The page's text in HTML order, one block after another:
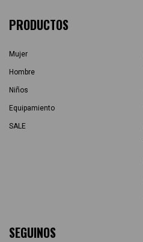
PRODUCTOS
Mujer
Hombre
Niños
Equipamiento
SALE
SEGUINOS